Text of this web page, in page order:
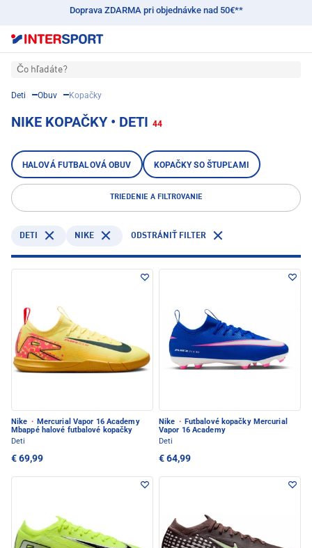
Doprava ZDARMA pri objednávke nad 50€**
Čo hľadáte?
Deti Obuv Kopačky
NIKE KOPAČKY • DETI 44
HALOVÁ FUTBALOVÁ OBUV KOPAČKY SO ŠTUPĽAMI
TRIEDENIE A FILTROVANIE
DETI NIKE ODSTRÁNIŤ FILTER
Nike · Mercurial Vapor 16 Academy
Mbappé halové futbalové kopačky
Deti
€ 69,99
Nike · Futbalové kopačky Mercurial
Vapor 16 Academy
Deti
€ 64,99